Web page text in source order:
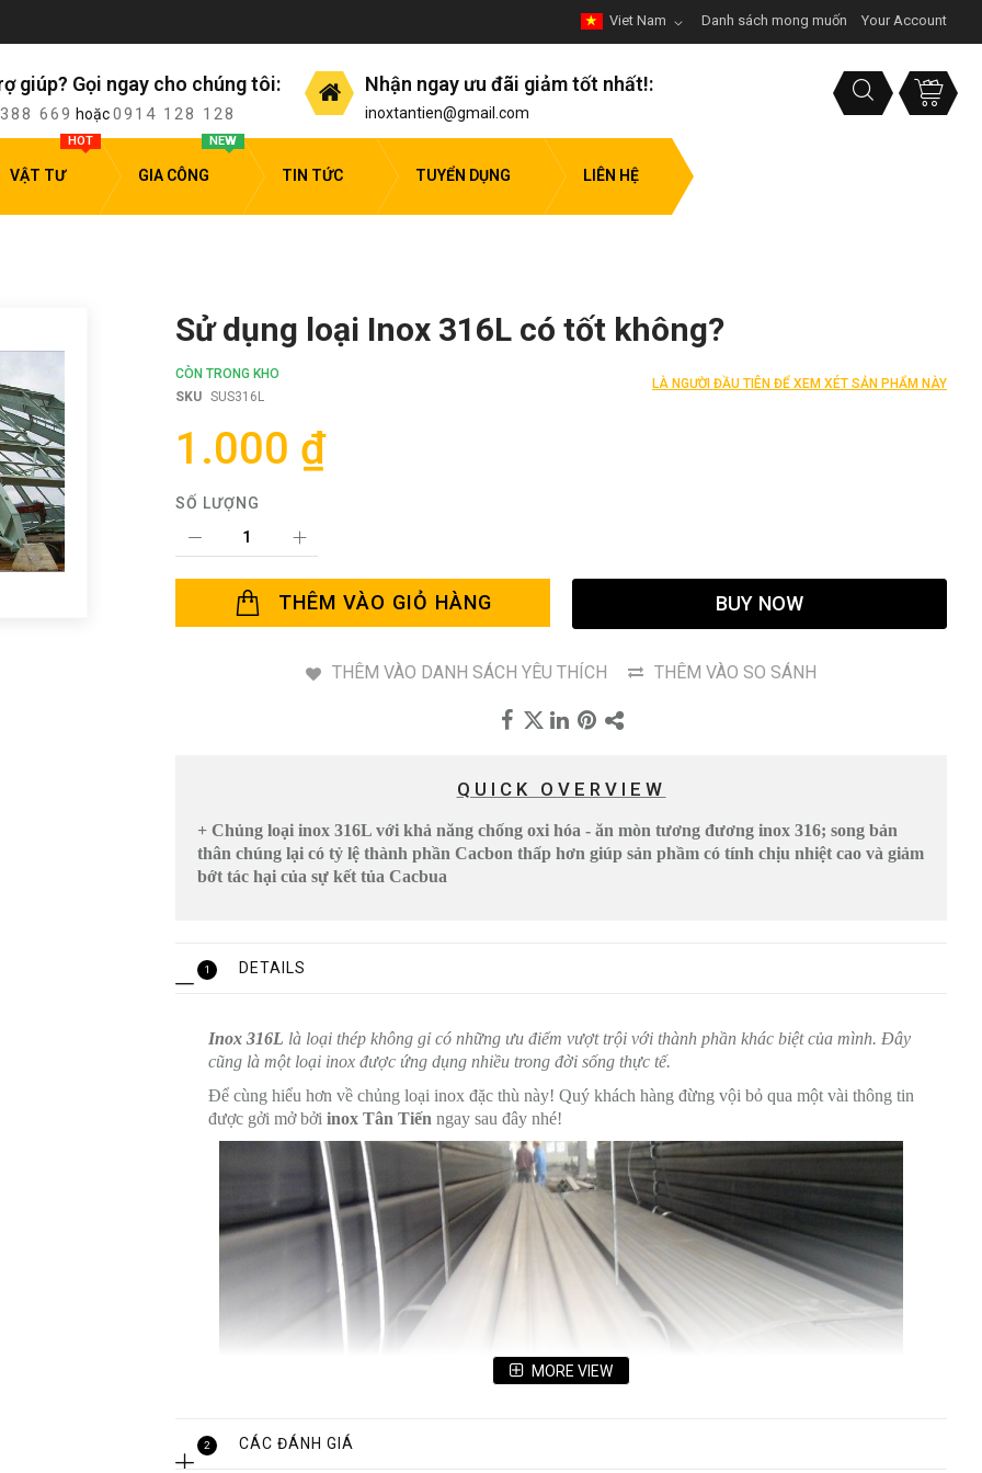
Danh sách mong muốn Your Account
Viet Nam
giúp? Gọi ngay cho chúng tôi:
669 hoặc0914 128 128
Nhận ngay ưu đãi giảm tốt nhất!:
inoxtantien@gmail.com
VẬT TƯ
HOT
GIA CÔNG
NEW
TIN TỨC TUYỂN DỤNG LIÊN HỆ
Sử dụng loại Inox 316L có tốt không?
CÒN TRONG KHO
SKU SUS316L
LÀ NGƯỜI ĐẦU TIÊN ĐỂ XEM XÉT SẢN PHẨM NÀY
1.000 ₫
SỐ LƯỢNG
THÊM VÀO GIỎ HÀNG BUY NOW
THÊM VÀO DANH SÁCH YÊU THÍCH THÊM VÀO SO SÁNH
QUICK OVERVIEW
+ Chủng loại inox 316L với khả năng chống oxi hóa - ăn mòn tương đương inox 316; song bản
thân chúng lại có tỷ lệ thành phần Cacbon thấp hơn giúp sản phầm có tính chịu nhiệt cao và giảm
bớt tác hại của sự kết tủa Cacbua
1 DETAILS
Inox 316L là loại thép không gỉ có những ưu điểm vượt trội với thành phần khác biệt của mình. Đây
cũng là một loại inox được ứng dụng nhiều trong đời sống thực tế.
Để cùng hiểu hơn về chủng loại inox đặc thù này! Quý khách hàng đừng vội bỏ qua một vài thông tin
được gởi mở bởi inox Tân Tiến ngay sau đây nhé!
MORE VIEW
2 CÁC ĐÁNH GIÁ